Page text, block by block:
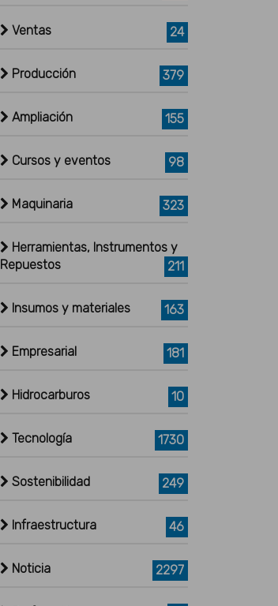
Ventas 24
Producción 379
Ampliación 155
Cursos y eventos 98
Maquinaria 323
Herramientas, Instrumentos y
Repuestos
211
Insumos y materiales 163
Empresarial 181
Hidrocarburos 10
Tecnología 1730
Sostenibilidad 249
Infraestructura 46
Noticia 2297